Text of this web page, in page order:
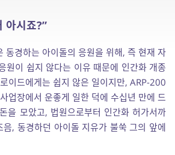
아시죠?”
동경하는 아이돌의 응원을 위해, 즉 현재 자
원이 쉽지 않다는 이유 때문에 인간화 개종
이드에게는 쉽지 않은 일이지만, ARP-200
업장에서 운좋게 일한 덕에 수십년 만에 드
을 모았고, 법원으로부터 인간화 허가서까
, 동경하던 아이돌 지유가 불쑥 그의 앞에